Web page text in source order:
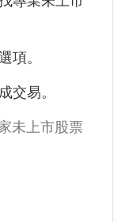
項。
交易。
未上市股票